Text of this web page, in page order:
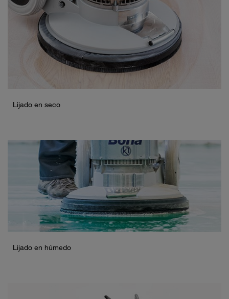
Lijado en seco
Lijado en húmedo